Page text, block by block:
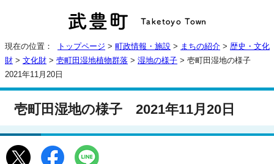
現在の位置： トップページ > 町政情報・施設 > まちの紹介 > 歴史・文化
財 > 文化財 > 壱町田湿地植物群落 > 湿地の様子 > 壱町田湿地の様子
2021年11月20日
壱町田湿地の様子 2021年11月20日